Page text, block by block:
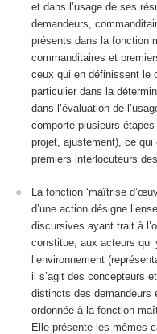
et dans l’usage de ses
demandeurs,
présents dans la fonction
commanditaires et
ceux qui en définissent le
particulier dans la
dans l’évaluation de
comporte plusieurs
projet, ajustement), ce
premiers interlocuteurs
La fonction ‘maîtrise
d’une action désigne l
discursives ayant trait à
constitue, aux acteurs qui
l’environnement
il s’agit des concepteurs
distincts des demandeurs
ordonnée à la fonction
Elle présente les mêmes